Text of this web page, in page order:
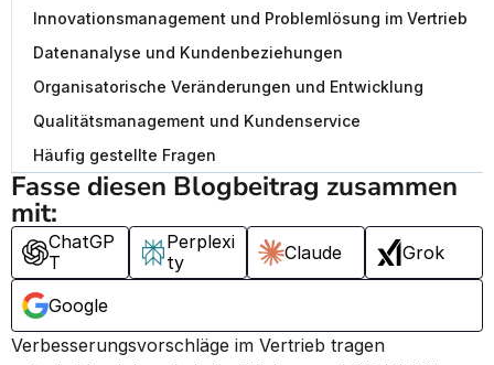
Innovationsmanagement und Problemlösung im Vertrieb
Datenanalyse und Kundenbeziehungen
Organisatorische Veränderungen und Entwicklung
Qualitätsmanagement und Kundenservice
Häufig gestellte Fragen
Fasse diesen Blogbeitrag zusammen
mit:
ChatGP
T
Perplexi
ty
Claude Grok
Google
Verbesserungsvorschläge im Vertrieb tragen